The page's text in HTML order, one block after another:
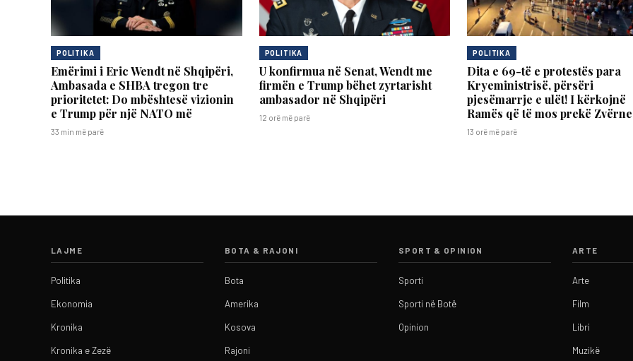
POLITIKA
Emërimi i Eric Wendt në Shqipëri,
Ambasada e SHBA tregon tre
prioritetet: Do mbështesë vizionin
e Trump për një NATO më
33 min më parë
POLITIKA
U konfirmua në Senat, Wendt me
firmën e Trump bëhet zyrtarisht
ambasador në Shqipëri
12 orë më parë
POLITIKA
Dita e 69-të e protestës para
Kryeministrisë, përsëri
pjesëmarrje e ulët! I kërkojnë
Ramës që të mos prekë
13 orë më parë
LAJME
Politika
Ekonomia
Kronika
Kronika e Zezë
BOTA & RAJONI
Bota
Amerika
Kosova
Rajoni
SPORT & OPINION
Sporti
Sporti në Botë
Opinion
ARTE
Arte
Film
Libri
Muzikë